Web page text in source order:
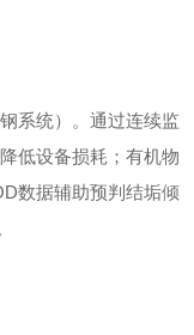
系统）。通过连续监
低设备损耗；有机物
数据辅助预判结垢倾